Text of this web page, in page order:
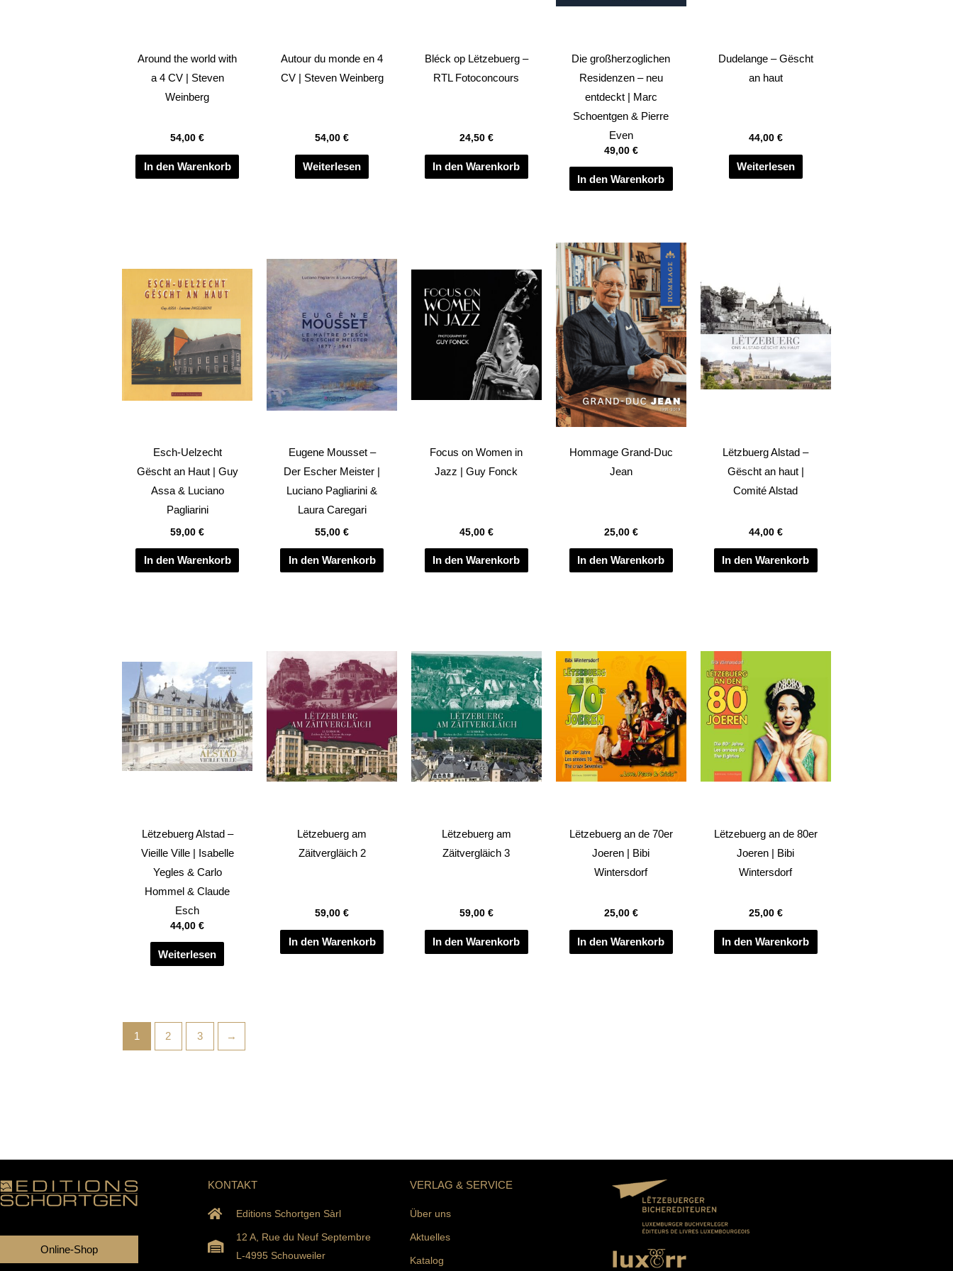
Around the world with
a 4 CV | Steven
Weinberg
54,00€
In den Warenkorb
Autour du monde en 4
CV | Steven Weinberg
54,00 €
Weiterlesen
Bléck op Lëtzebuerg –
RTL Fotoconcours
24,50 €
In den Warenkorb
Die großherzoglichen
Residenzen – neu
entdeckt | Marc
Schoentgen & Pierre
Even
49,00 €
In den Warenkorb
Dudelange – Gëscht
an haut
44,00 €
Weiterlesen
Esch-Uelzecht
Gëscht an Haut | Guy
Assa & Luciano
Pagliarini
59,00€
In den Warenkorb
Eugene Mousset –
Der Escher Meister |
Luciano Pagliarini &
Laura Caregari
55,00 €
In den Warenkorb
Focus on Women in
Jazz | Guy Fonck
45,00 €
In den Warenkorb
Hommage Grand-Duc
Jean
25,00 €
In den Warenkorb
Lëtzbuerg Alstad –
Gëscht an haut |
Comité Alstad
44,00 €
In den Warenkorb
Lëtzebuerg Alstad –
Vieille Ville | Isabelle
Yegles & Carlo
Hommel & Claude
Esch
44,00€
Weiterlesen
Lëtzebuerg am
Zäitvergläich 2
59,00 €
In den Warenkorb
Lëtzebuerg am
Zäitvergläich 3
59,00 €
In den Warenkorb
Lëtzebuerg an de 70er
Joeren | Bibi
Wintersdorf
25,00 €
In den Warenkorb
Lëtzebuerg an de 80er
Joeren | Bibi
Wintersdorf
25,00 €
In den Warenkorb
1 2 3 →
Online-Shop
KONTAKT
Editions Schortgen Sàrl
12 A, Rue du Neuf Septembre
L-4995 Schouweiler
VERLAG & SERVICE
Über uns
Aktuelles
Katalog